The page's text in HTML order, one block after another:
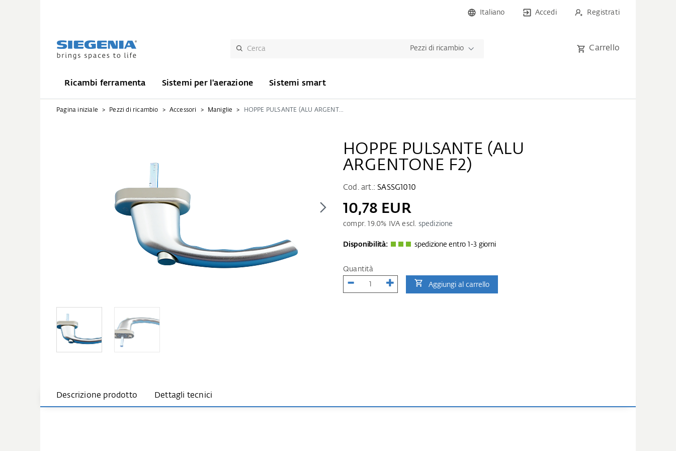
Italiano Accedi Registrati
Pezzi di ricambio Carrello
Ricambi ferramenta Sistemi per l'aerazione Sistemi smart
Pagina iniziale Pezzi di ricambio Accessori Maniglie HOPPE PULSANTE (ALU ARGENTONE F2)
HOPPE PULSANTE (ALU
ARGENTONE F2)
Cod. art.: SASSG1010
10,78 EUR
compr. 19.0% IVA escl. spedizione
Disponibilità: spedizione entro 1-3 giorni
Quantità
Aggiungi al carrello
Descrizione prodotto Dettagli tecnici